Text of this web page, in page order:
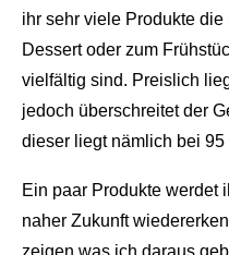
ihr sehr viele Produkte
Dessert oder zum
vielfältig sind. Preislich
jedoch überschreitet der
dieser liegt nämlich bei 95
Ein paar Produkte werdet
naher Zukunft